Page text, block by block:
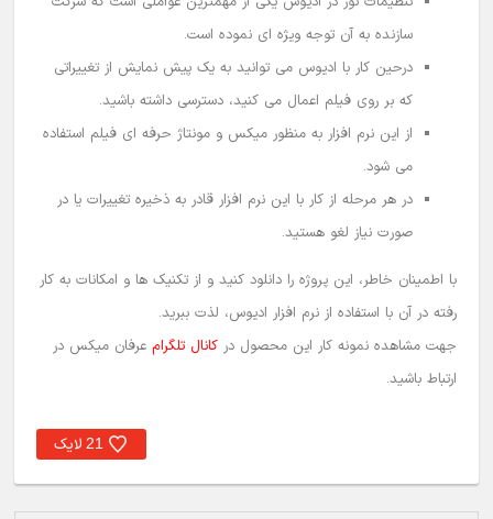
سازنده به آن توجه ویژه ای نموده است.
درحین کار با ادیوس می توانید به یک پیش نمایش از تغییراتی
که بر روی فیلم اعمال می کنید، دسترسی داشته باشید.
از این نرم افزار به منظور میکس و مونتاژ حرفه ای فیلم استفاده
می شود.
در هر مرحله از کار با این نرم افزار قادر به ذخیره تغییرات یا در
صورت نیاز لغو هستید.
با اطمینان خاطر، این پروژه را دانلود کنید و از تکنیک ها و امکانات به کار
رفته در آن با استفاده از نرم افزار ادیوس، لذت ببرید.
جهت مشاهده نمونه کار این محصول در کانال تلگرام عرفان میکس در
ارتباط باشید.
21 لایک